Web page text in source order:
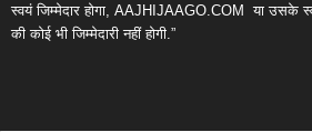
स्वयं जिम्मेदार होगा, AAJHIJAAGO.COM या उसके
की कोई भी जिम्मेदारी नहीं होगी.”